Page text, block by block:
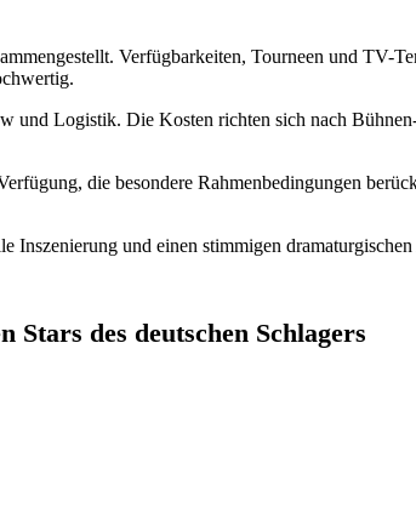
Verfügbarkeiten, Tourneen und TV-
und Logistik. Die Kosten richten sich nach
die besondere Rahmenbedingungen
und einen stimmigen
des deutschen Schlagers